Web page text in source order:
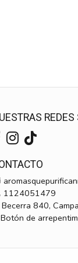
1124051479
Becerra 840,
Botón de